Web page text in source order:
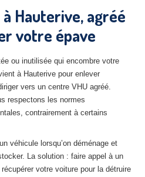
Hauterive, agréé
votre épave
ou inutilisée qui encombre votre
à Hauterive pour enlever
vers un centre VHU agréé.
respectons les normes
contrairement à certains
véhicule lorsqu’on déménage et
La solution : faire appel à un
votre voiture pour la détruire